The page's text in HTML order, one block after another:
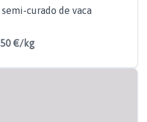
curado de vaca
€/kg